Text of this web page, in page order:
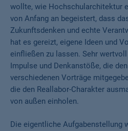
wollte, wie Hochschularchitektur
von Anfang an begeistert, dass
Zukunftsdenken und echte
hat es gereizt, eigene Ideen und
einfließen zu lassen. Sehr
Impulse und Denkanstöße, die
verschiedenen Vorträge
die den Reallabor-Charakter
von außen einholen.
Die eigentliche Aufgabenstellung